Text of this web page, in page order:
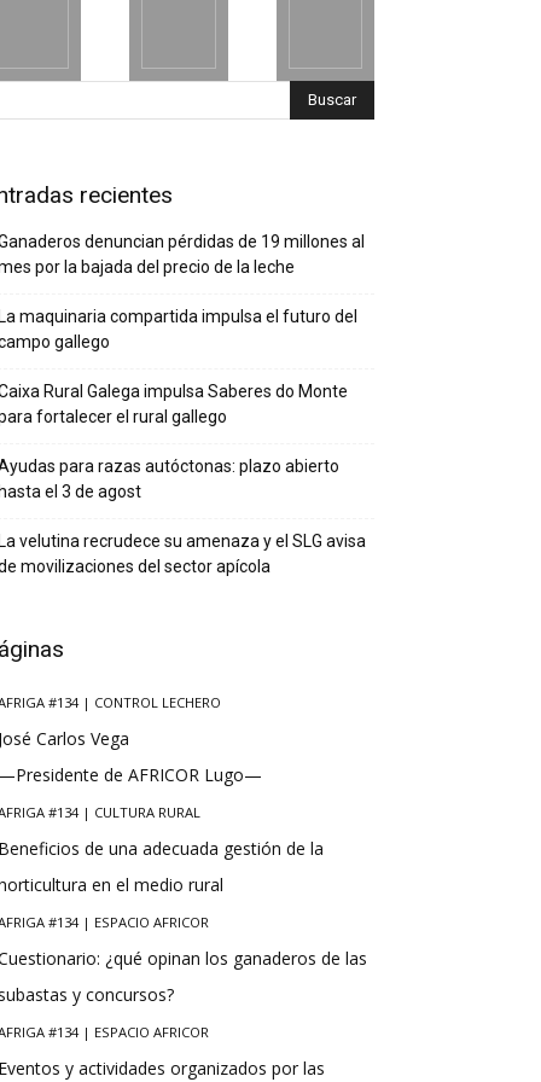
recientes
denuncian pérdidas de 19 millones al
por la bajada del precio de la leche
maquinaria compartida impulsa el futuro del
gallego
Rural Galega impulsa Saberes do Monte
fortalecer el rural gallego
para razas autóctonas: plazo abierto
el 3 de agost
velutina recrudece su amenaza y el SLG avisa
movilizaciones del sector apícola
#134 | CONTROL LECHERO
Carlos Vega
de AFRICOR Lugo—
#134 | CULTURA RURAL
de una adecuada gestión de la
en el medio rural
#134 | ESPACIO AFRICOR
¿qué opinan los ganaderos de las
y concursos?
#134 | ESPACIO AFRICOR
y actividades organizados por las